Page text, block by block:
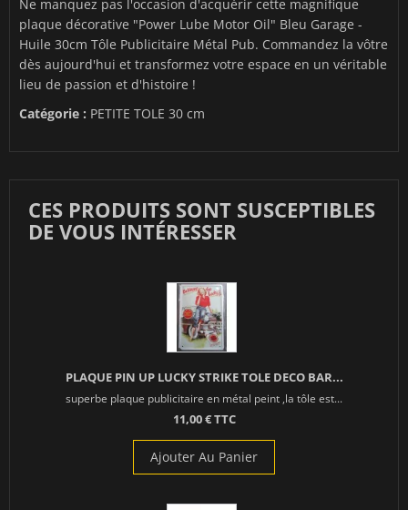
Ne manquez pas l'occasion d'acquérir cette magnifique
plaque décorative "Power Lube Motor Oil" Bleu Garage -
Huile 30cm Tôle Publicitaire Métal Pub. Commandez la vôtre
dès aujourd'hui et transformez votre espace en un véritable
lieu de passion et d'histoire !
Catégorie : PETITE TOLE 30 cm
CES PRODUITS SONT SUSCEPTIBLES
DE VOUS INTÉRESSER
PLAQUE PIN UP LUCKY STRIKE TOLE DECO BAR...
superbe plaque publicitaire en métal peint ,la tôle est...
11,00 € TTC
Ajouter Au Panier